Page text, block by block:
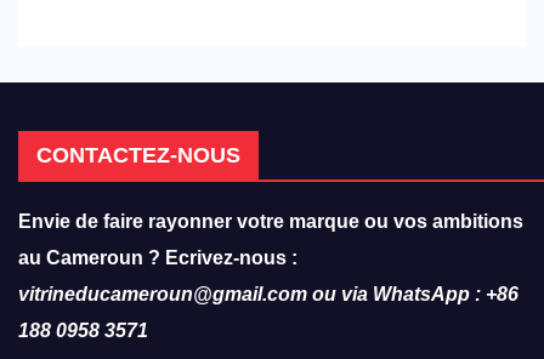
CONTACTEZ-NOUS
Envie de faire rayonner votre marque ou vos ambitions
au Cameroun ? Ecrivez-nous :
vitrineducameroun@gmail.com ou via WhatsApp : +86
188 0958 3571